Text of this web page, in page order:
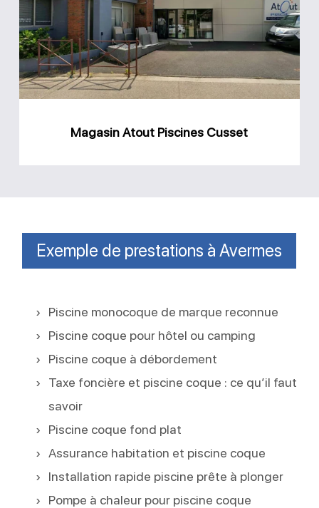
Cusset
Magasin Atout Piscines Cusset
Exemple de prestations à Avermes
Piscine monocoque de marque reconnue
Piscine coque pour hôtel ou camping
Piscine coque à débordement
Taxe foncière et piscine coque : ce qu’il faut
savoir
Piscine coque fond plat
Assurance habitation et piscine coque
Installation rapide piscine prête à plonger
Pompe à chaleur pour piscine coque